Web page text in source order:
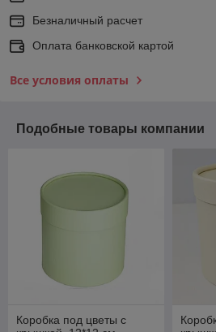
Безналичный расчет
Оплата банковской картой
Все условия оплаты
Подобные товары компании
Коробка под цветы с